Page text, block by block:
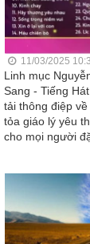
11/03/2025
Linh mục
Sang - Tiếng
tải thông điệp
tỏa giáo lý yêu
cho mọi người